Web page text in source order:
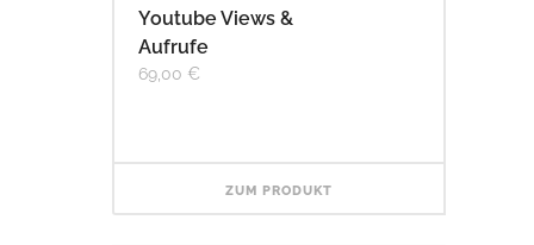
Youtube Views &
Aufrufe
69,00 €
ZUM PRODUKT